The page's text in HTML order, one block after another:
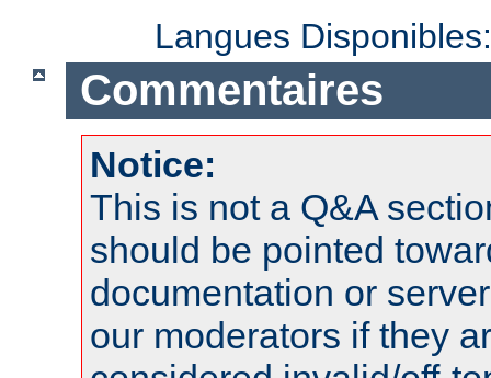
Langues
Commentaires
Notice:
This is not a Q&A
should be pointed
documentation or
our moderators if they